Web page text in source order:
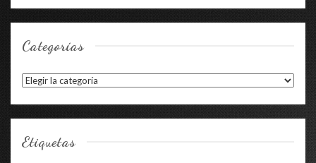
Categorías
Categorías
Etiquetas